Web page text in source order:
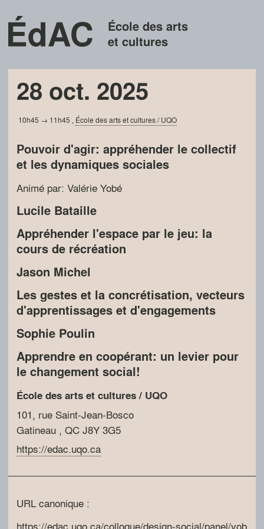
École des arts
et cultures
28 oct. 2025
10h45 → 11h45 , École des arts et cultures / UQO
Pouvoir d'agir: appréhender le collectif
et les dynamiques sociales
Animé par: Valérie Yobé
Lucile Bataille
Appréhender l'espace par le jeu: la
cours de récréation
Jason Michel
Les gestes et la concrétisation, vecteurs
d'apprentissages et d'engagements
Sophie Poulin
Apprendre en coopérant: un levier pour
le changement social!
École des arts et cultures / UQO
101, rue Saint-Jean-Bosco
Gatineau , QCJ8Y 3G5
https://edac.uqo.ca
URL canonique :
https://edac.uqo.ca/colloque/design-social/panel/yob